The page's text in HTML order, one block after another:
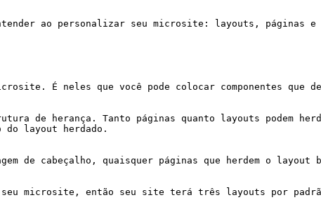
ao personalizar seu microsite: layouts, páginas e
É neles que você pode colocar componentes que
de herança. Tanto páginas quanto layouts podem
do layout herdado.
de cabeçalho, quaisquer páginas que herdem o layout
seu microsite, então seu site terá três layouts por